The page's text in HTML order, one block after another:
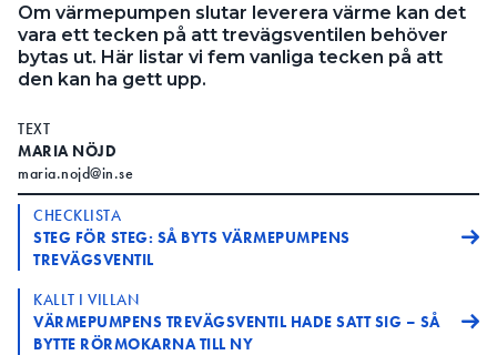
Om värmepumpen slutar leverera värme kan det
vara ett tecken på att trevägsventilen behöver
bytas ut. Här listar vi fem vanliga tecken på att
den kan ha gett upp.
TEXT
MARIA NÖJD
maria.nojd@in.se
CHECKLISTA
STEG FÖR STEG: SÅ BYTS VÄRMEPUMPENS
TREVÄGSVENTIL
KALLT I VILLAN
VÄRMEPUMPENS TREVÄGSVENTIL HADE SATT SIG – SÅ
BYTTE RÖRMOKARNA TILL NY